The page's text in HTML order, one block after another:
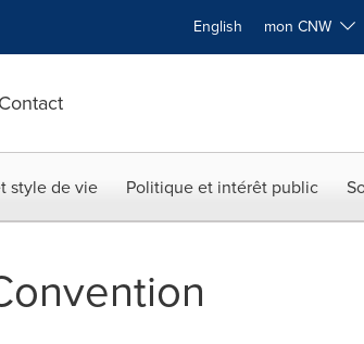
English mon CNW
Contact
style de vie Politique et intérêt public